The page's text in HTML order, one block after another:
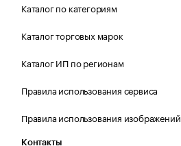
Каталог по категориям
Каталог торговых марок
Каталог ИП по регионам
Правила использования сервиса
Правила использования изображений
Контакты